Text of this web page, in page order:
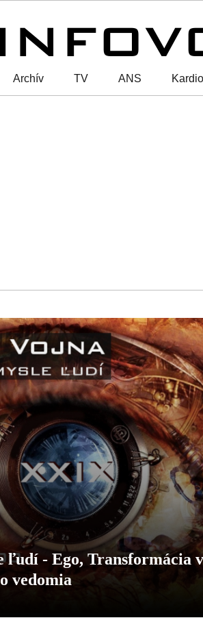
Archív TV ANS Kardio
ľudí - Ego, Transformácia
vedomia